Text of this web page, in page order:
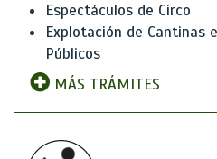
Espectáculos de Circo
Explotación de Cantinas
Públicos
MÁS TRÁMITES